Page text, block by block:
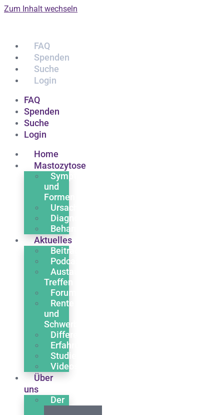
Zum Inhalt wechseln
FAQ
Spenden
Suche
Login
FAQ
Spenden
Suche
Login
Home
Mastozytose
Symptome
und
Formen
Ursachen
Diagnose
Behandlung
Aktuelles
Beiträge
Podcasts
Austausch
Treffen
Forum
Rente
und
Schwerbehinderung
Differentialdiagnose
Erfahrungsberichte
Studien
Videos
Über
uns
Der